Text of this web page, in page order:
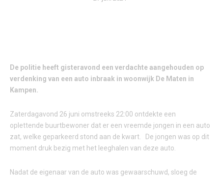
De politie heeft gisteravond een verdachte aangehouden op
verdenking van een auto inbraak in woonwijk De Maten in
Kampen.
Zaterdagavond 26 juni omstreeks 22:00 ontdekte een
oplettende buurtbewoner dat er een vreemde jongen in een auto
zat, welke geparkeerd stond aan de kwart. De jongen was op dit
moment druk bezig met het leeghalen van deze auto.
Nadat de eigenaar van de auto was gewaarschuwd, sloeg de